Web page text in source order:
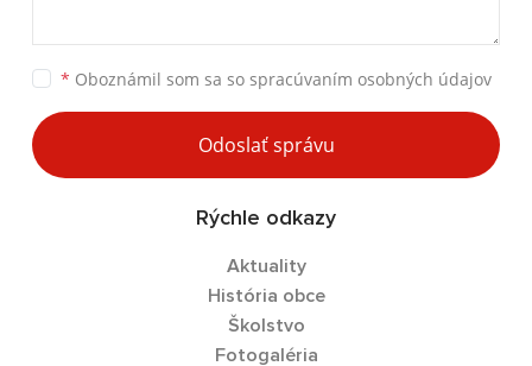
* Oboznámil som sa so spracúvaním osobných údajov
Odoslať správu
Rýchle odkazy
Aktuality
História obce
Školstvo
Fotogaléria